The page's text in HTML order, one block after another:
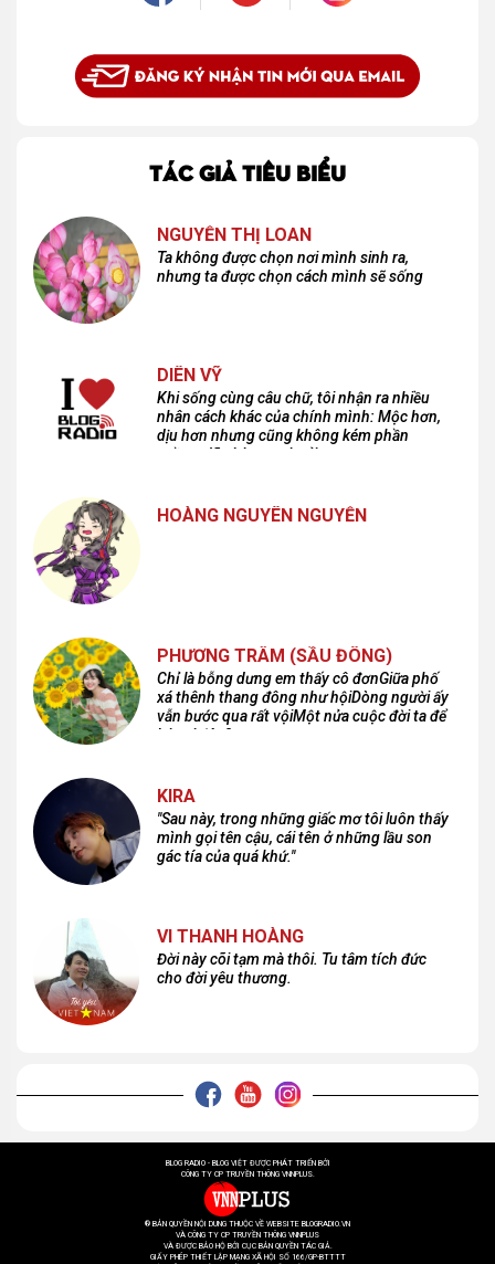
TÁC GIẢ TIÊU BIỂU
NGUYỄN THỊ LOAN
Ta không được chọn nơi mình sinh ra,
nhưng ta được chọn cách mình sẽ sống
DIÊN VỸ
Khi sống cùng câu chữ, tôi nhận ra nhiều
nhân cách khác của chính mình: Mộc hơn,
dịu hơn nhưng cũng không kém phần
cuồng dã và hoang hoải...
HOÀNG NGUYÊN NGUYỄN
PHƯƠNG TRÂM (SẦU ĐÔNG)
Chỉ là bỗng dưng em thấy cô đơnGiữa phố
xá thênh thang đông như hộiDòng người ấy
vẫn bước qua rất vộiMột nửa cuộc đời ta để
lại nơi đâu?
KIRA
"Sau này, trong những giấc mơ tôi luôn thấy
mình gọi tên cậu, cái tên ở những lầu son
gác tía của quá khứ."
VI THANH HOÀNG
Đời này cõi tạm mà thôi. Tu tâm tích đức
cho đời yêu thương.
BLOG RADIO - BLOG VIỆT ĐƯỢC PHÁT TRIỂN BỞI
CÔNG TY CP TRUYỀN THÔNG VNNPLUS.
® BẢN QUYỀN NỘI DUNG THUỘC VỀ WEBSITE BLOGRADIO.VN
VÀ CÔNG TY CP TRUYỀN THÔNG VNNPLUS
VÀ ĐƯỢC BẢO HỘ BỞI CỤC BẢN QUYỀN TÁC GIẢ.
GIẤY PHÉP THIẾT LẬP MẠNG XÃ HỘI SỐ 166/GP-BTTTT